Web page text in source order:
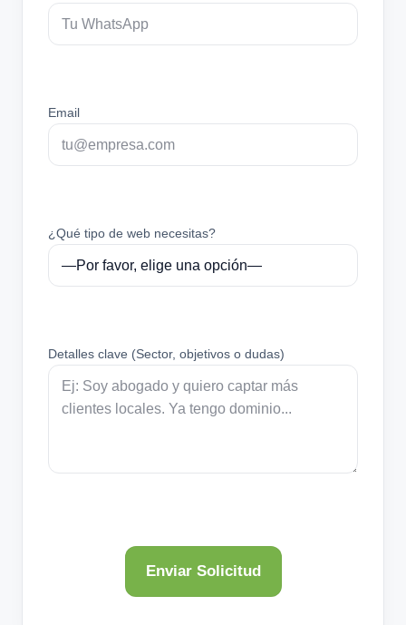
Email
¿Qué tipo de web necesitas?
Detalles clave (Sector, objetivos o dudas)